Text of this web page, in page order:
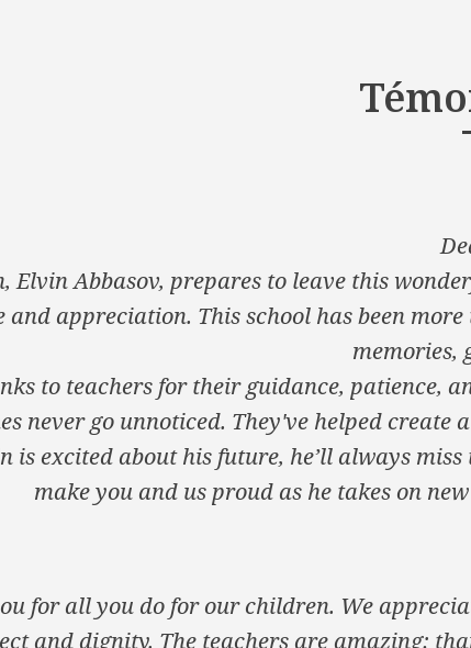
Elvin Abbasov, prepares to leave this
appreciation. This school has been
memories,
to teachers for their guidance, patience,
never go unnoticed. They've helped
is excited about his future, he’ll always
make you and us proud as he takes on
for all you do for our children. We
and dignity. The teachers are amazing: